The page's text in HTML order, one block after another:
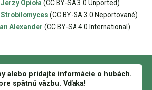
Jerzy Opioła (CC BY-SA 3.0 Unported)
Strobilomyces (CC BY-SA 3.0 Neportované)
Ian Alexander (CC BY-SA 4.0 International)